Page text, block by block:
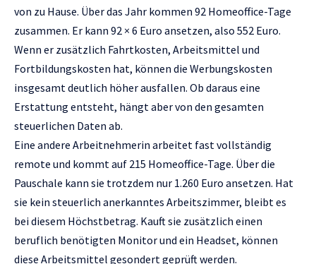
von zu Hause. Über das Jahr kommen 92 Homeoffice-Tage
zusammen. Er kann 92 × 6 Euro ansetzen, also 552 Euro.
Wenn er zusätzlich Fahrtkosten, Arbeitsmittel und
Fortbildungskosten hat, können die Werbungskosten
insgesamt deutlich höher ausfallen. Ob daraus eine
Erstattung entsteht, hängt aber von den gesamten
steuerlichen Daten ab.
Eine andere Arbeitnehmerin arbeitet fast vollständig
remote und kommt auf 215 Homeoffice-Tage. Über die
Pauschale kann sie trotzdem nur 1.260 Euro ansetzen. Hat
sie kein steuerlich anerkanntes Arbeitszimmer, bleibt es
bei diesem Höchstbetrag. Kauft sie zusätzlich einen
beruflich benötigten Monitor und ein Headset, können
diese Arbeitsmittel gesondert geprüft werden.